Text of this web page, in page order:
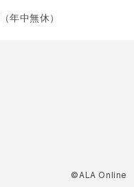
年中無休）
©ALA Online